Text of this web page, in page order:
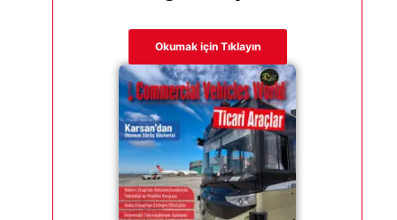
Okumak için Tıklayın